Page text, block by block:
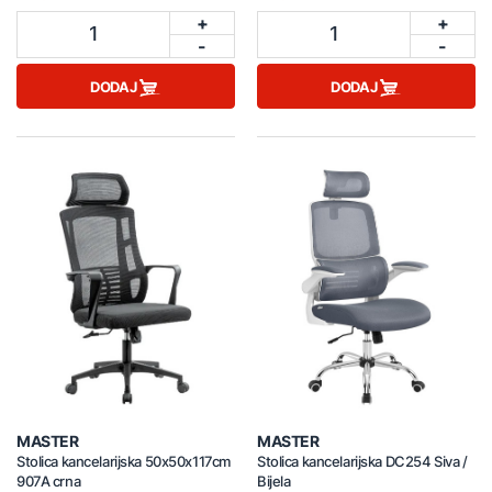
1
+
-
DODAJ
1
+
-
DODAJ
MASTER
Stolica kancelarijska 50x50x117cm
907A crna
MASTER
Stolica kancelarijska DC254 Siva /
Bijela